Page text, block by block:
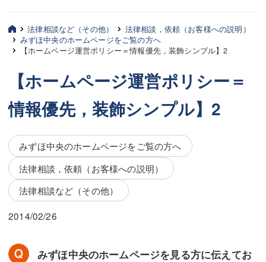
三平 聡史
坂本 陽一
桶川 聡
三平 隆史
吉元 優仁
小川 祐
弁護士費用
不動産
三平 聡史
坂本 陽一
桶川 聡
三平 隆史
吉元 優仁
弁護士費用
不動産
相続・遺言
法律相談など（その他）
法律相談，依頼（お客様への説明）
みずほ中央のホームページをご覧の方へ
【ホームページ運営ポリシー＝情報優先，装飾シンプル】2
【ホームページ運営ポリシー＝
情報優先，装飾シンプル】2
みずほ中央のホームページをご覧の方へ
法律相談，依頼（お客様への説明）
法律相談など（その他）
2014/02/26
みずほ中央のホームページを見る方に伝えてお